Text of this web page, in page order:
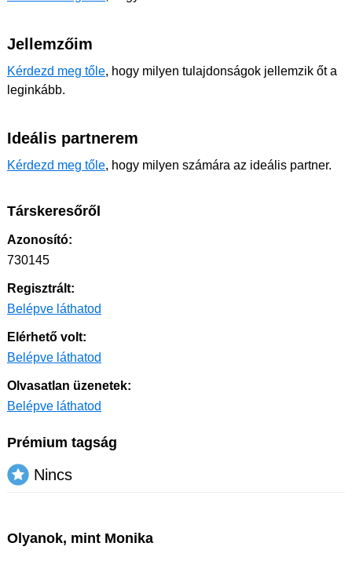
Jellemzőim
Kérdezd meg tőle, hogy milyen tulajdonságok jellemzik őt a
leginkább.
Ideális partnerem
Kérdezd meg tőle, hogy milyen számára az ideális partner.
Társkeresőről
Azonosító:
730145
Regisztrált:
Belépve láthatod
Elérhető volt:
Belépve láthatod
Olvasatlan üzenetek:
Belépve láthatod
Prémium tagság
Nincs
Olyanok, mint Monika